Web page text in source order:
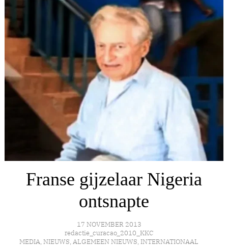
Franse gijzelaar Nigeria
ontsnapte
17 NOVEMBER 2013
redactie_curacao_2010_KKC
MEDIA, NIEUWS, ALGEMEEN NIEUWS, INTERNATIONAAL